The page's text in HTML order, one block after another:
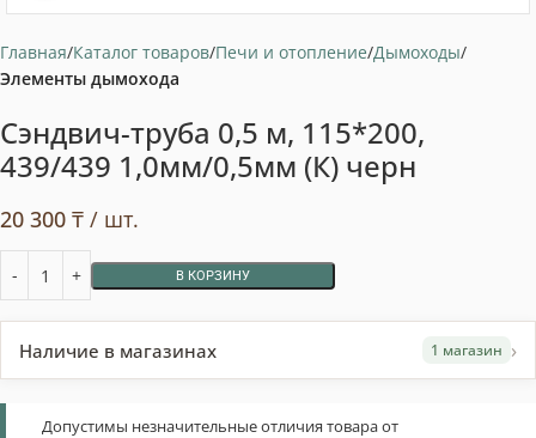
Главная Каталог товаров Печи и отопление Дымоходы
Элементы дымохода
Сэндвич-труба 0,5 м, 115*200,
439/439 1,0мм/0,5мм (К) черн
20 300 ₸ / шт.
В КОРЗИНУ
Наличие в магазинах 1 магазин ›
Допустимы незначительные отличия товара от